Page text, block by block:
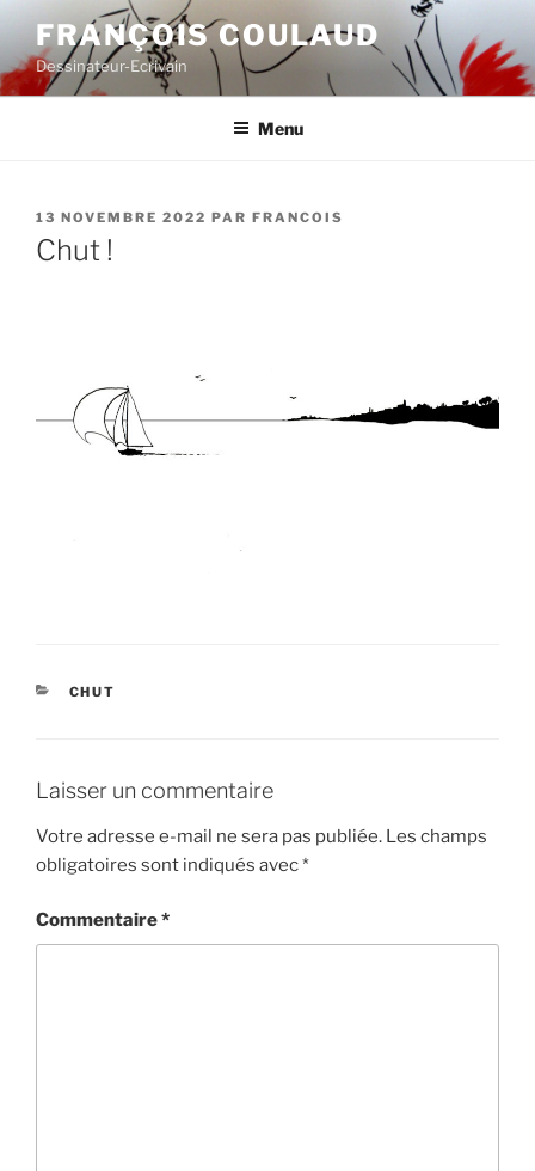
contenu
principal
FRANÇOIS COULAUD
Dessinateur-Ecrivain
Menu
PUBLIÉ
LE
13 NOVEMBRE 2022 PAR FRANCOIS
Chut !
CATÉGORIES
CHUT
Laisser un commentaire
Votre adresse e-mail ne sera pas publiée. Les champs
obligatoires sont indiqués avec*
Commentaire*